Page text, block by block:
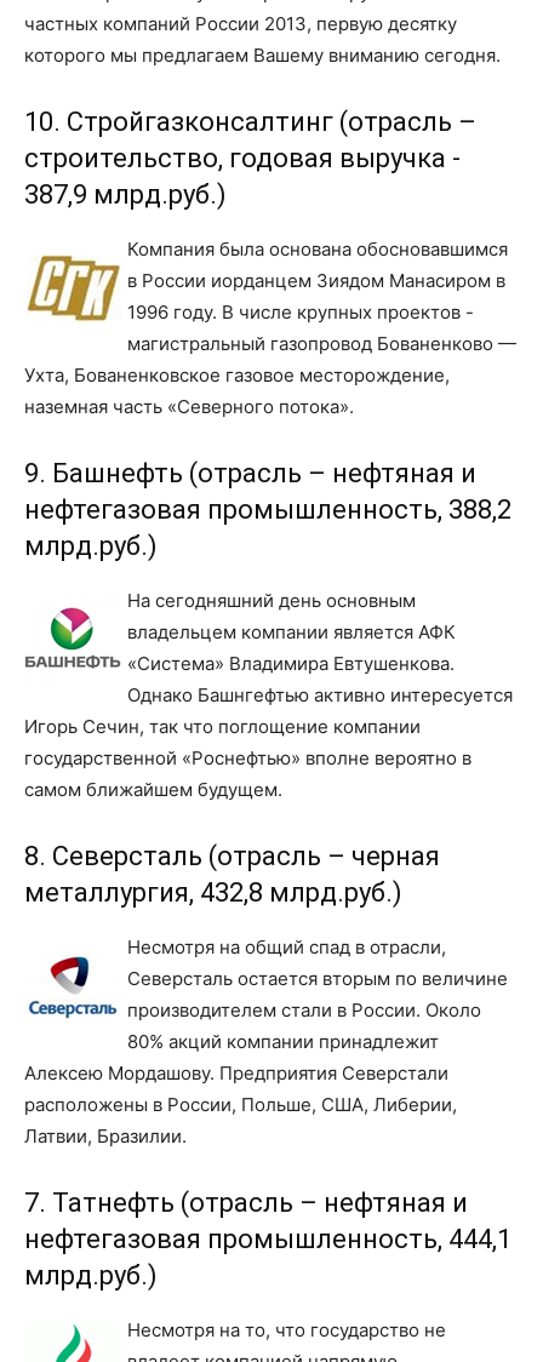
частных компаний России 2013, первую десятку
которого мы предлагаем Вашему вниманию сегодня.
10. Стройгазконсалтинг (отрасль –
строительство, годовая выручка -
387,9 млрд.руб.)
Компания была основана обосновавшимся
в России иорданцем Зиядом Манасиром в
1996 году. В числе крупных проектов -
магистральный газопровод Бованенково —
Ухта, Бованенковское газовое месторождение,
наземная часть «Северного потока».
9. Башнефть (отрасль – нефтяная и
нефтегазовая промышленность, 388,2
млрд.руб.)
На сегодняшний день основным
владельцем компании является АФК
«Система» Владимира Евтушенкова.
Однако Башнгефтью активно интересуется
Игорь Сечин, так что поглощение компании
государственной «Роснефтью» вполне вероятно в
самом ближайшем будущем.
8. Северсталь (отрасль – черная
металлургия, 432,8 млрд.руб.)
Несмотря на общий спад в отрасли,
Северсталь остается вторым по величине
производителем стали в России. Около
80% акций компании принадлежит
Алексею Мордашову. Предприятия Северстали
расположены в России, Польше, США, Либерии,
Латвии, Бразилии.
7. Татнефть (отрасль – нефтяная и
нефтегазовая промышленность, 444,1
млрд.руб.)
Несмотря на то, что государство не